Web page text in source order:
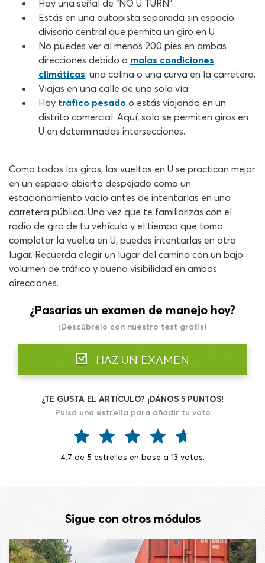
Hay una señal de “NO U TURN”.
Estás en una autopista separada sin espacio
divisorio central que permita un giro en U.
No puedes ver al menos 200 pies en ambas
direcciones debido a malas condiciones
climáticas, una colina o una curva en la carretera.
Viajas en una calle de una sola vía.
Hay tráfico pesado o estás viajando en un
distrito comercial. Aquí, solo se permiten giros en
U en determinadas intersecciones.
Como todos los giros, las vueltas en U se practican mejor
en un espacio abierto despejado como un
estacionamiento vacío antes de intentarlas en una
carretera pública. Una vez que te familiarizas con el
radio de giro de tu vehículo y el tiempo que toma
completar la vuelta en U, puedes intentarlas en otro
lugar. Recuerda elegir un lugar del camino con un bajo
volumen de tráfico y buena visibilidad en ambas
direcciones.
¿Pasarías un examen de manejo hoy?
¡Descúbrelo con nuestro test gratis!
HAZ UN EXAMEN
¿TE GUSTA EL ARTÍCULO? ¡DÁNOS 5 PUNTOS!
Pulsa una estrella para añadir tu voto
4.7 de 5 estrellas en base a 13 votos.
Sigue con otros módulos